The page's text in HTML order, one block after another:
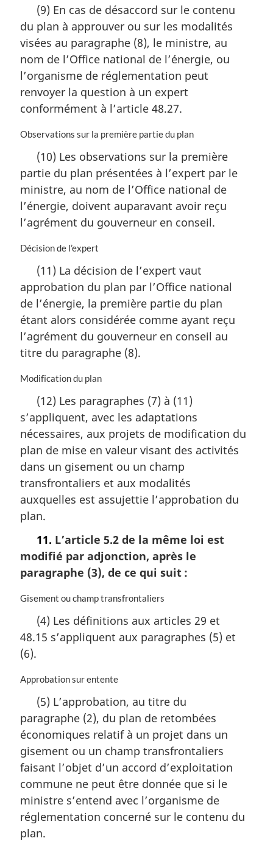
e
m
r
g
i
a
e
(9) En cas de désaccord sur le contenu
du plan à approuver ou sur les modalités
visées au paragraphe (8), le ministre, au
nom de l’Office national de l’énergie, ou
l’organisme de réglementation peut
renvoyer la question à un expert
conformément à l’article 48.27.
N
e
m
r
g
n
e
:
Observations sur la première partie du plan
(10) Les observations sur la première
partie du plan présentées à l’expert par le
ministre, au nom de l’Office national de
l’énergie, doivent auparavant avoir reçu
l’agrément du gouverneur en conseil.
N
e
m
r
g
i
a
:
Décision de l’expert
(11) La décision de l’expert vaut
approbation du plan par l’Office national
de l’énergie, la première partie du plan
étant alors considérée comme ayant reçu
l’agrément du gouverneur en conseil au
titre du paragraphe (8).
N
e
m
r
g
i
a
l
Modification du plan
(12) Les paragraphes (7) à (11)
s’appliquent, avec les adaptations
nécessaires, aux projets de modification du
plan de mise en valeur visant des activités
dans un gisement ou un champ
transfrontaliers et aux modalités
auxquelles est assujettie l’approbation du
plan.
11. L’article 5.2 de la même loi est
modifié par adjonction, après le
paragraphe (3), de ce qui suit :
N
e
m
a
r
a
l
e
:
Gisement ou champ transfrontaliers
(4) Les définitions aux articles 29 et
48.15 s’appliquent aux paragraphes (5) et
(6).
N
e
m
r
g
i
a
l
e
Approbation sur entente
(5) L’approbation, au titre du
paragraphe (2), du plan de retombées
économiques relatif à un projet dans un
gisement ou un champ transfrontaliers
faisant l’objet d’un accord d’exploitation
commune ne peut être donnée que si le
ministre s’entend avec l’organisme de
réglementation concerné sur le contenu du
plan.